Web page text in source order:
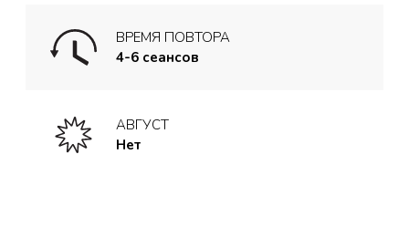
ВРЕМЯ ПОВТОРА
4-6 сеансов
АВГУСТ
Нет